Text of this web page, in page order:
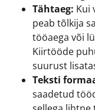
Tähtaeg: Kui
peab tõlkija
tööaega või
Kiirtööde
suurust
Teksti
saadetud